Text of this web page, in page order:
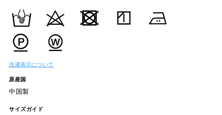
洗濯表示について
原産国
中国製
サイズガイド